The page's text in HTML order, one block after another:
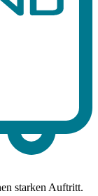
starken Auftritt.